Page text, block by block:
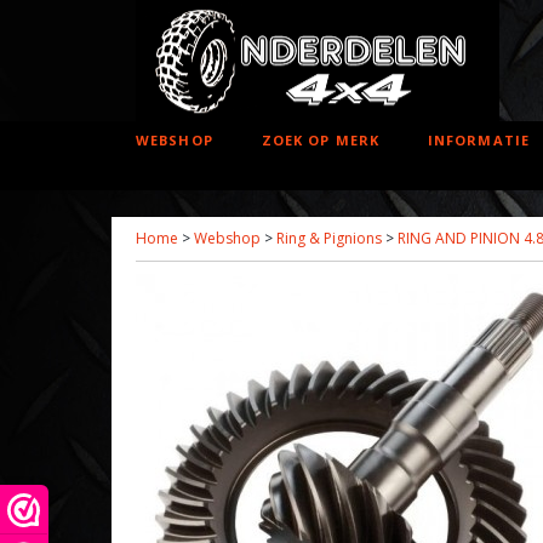
WEBSHOP ZOEK OP MERK INFORMATIE
Home >Webshop > Ring & Pignions > RING AND PINION